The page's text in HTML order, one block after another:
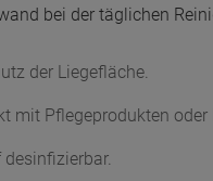
bei der täglichen
der Liegefläche.
mit Pflegeprodukten oder